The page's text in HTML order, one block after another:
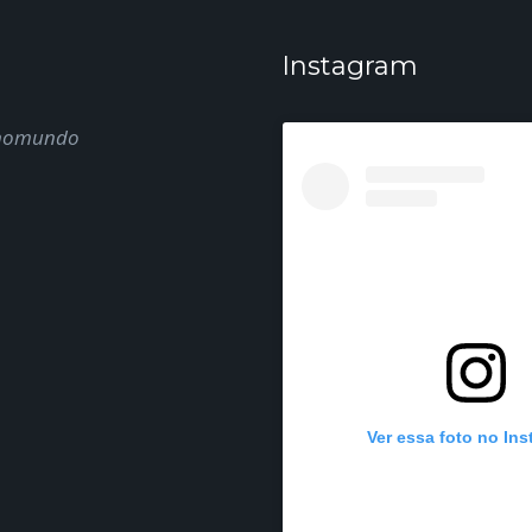
Instagram
Ver essa foto no